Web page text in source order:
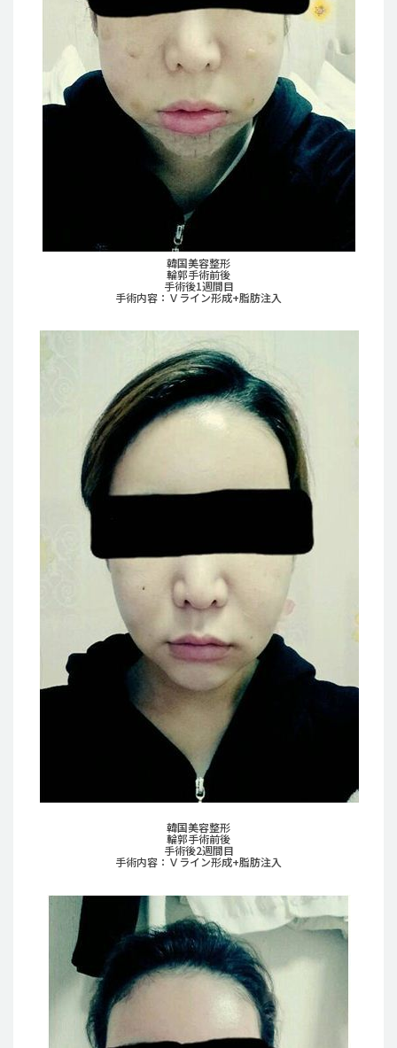
韓国美容整形
輪郭手術前後
手術後1週間目
手術内容：Ｖライン形成+脂肪注入
韓国美容整形
輪郭手術前後
手術後2週間目
手術内容：Ｖライン形成+脂肪注入